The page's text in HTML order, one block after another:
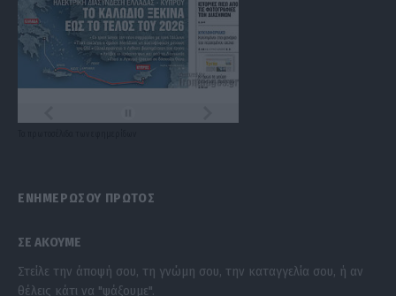
ΕΝΗΜΕΡΩΣΟΥ ΠΡΩΤΟΣ
ΣΕ ΑΚΟΥΜΕ
Στείλε την άποψή σου, τη γνώμη σου, την καταγγελία σου, ή αν
θέλεις κάτι να "ψάξουμε".